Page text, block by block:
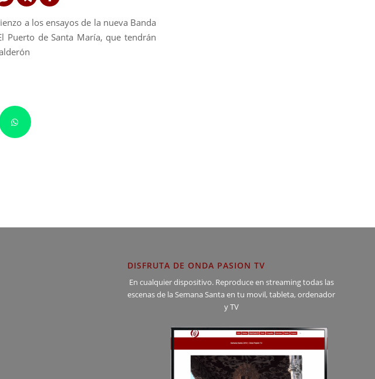
a los ensayos de la nueva Banda
Puerto de Santa María, que tendrán
DISFRUTA DE ONDA PASION TV
En cualquier dispositivo. Reproduce en streaming todas las
escenas de la Semana Santa en tu movil, tableta, ordenador
y TV